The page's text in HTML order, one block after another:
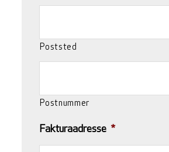
Poststed
Postnummer
Fakturaadresse *